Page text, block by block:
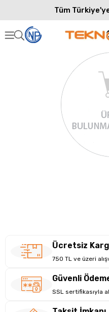
Tüm
Ücretsiz
750 TL ve üzeri
Güvenli
SSL sertifikasıyla